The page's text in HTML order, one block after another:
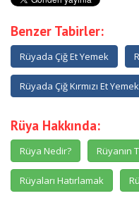
Benzer Tabirler:
Rüyada Çiğ Et Yemek
Rüyada Çiğ Kırmızı Et Yemek
Rüya Hakkında:
Rüya Nedir? Rüyanın
Rüyaları Hatırlamak